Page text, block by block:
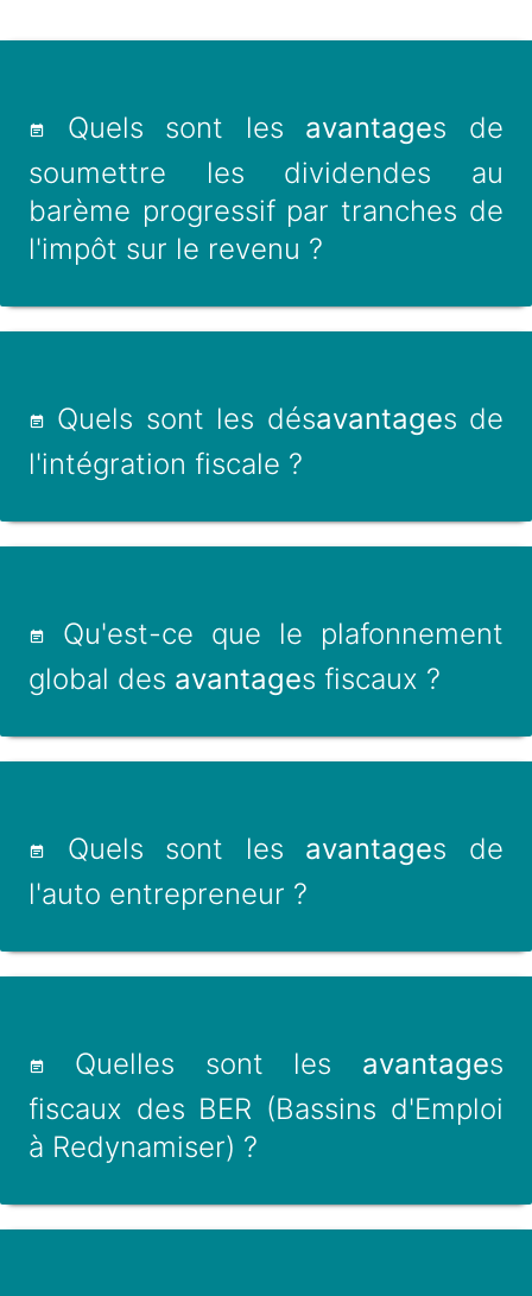
Quels sont les avantages de
soumettre les dividendes au
barème progressif par tranches de
l'impôt sur le revenu ?
Quels sont les désavantages de
l'intégration fiscale ?
Qu'est-ce que le plafonnement
global des avantages fiscaux ?
Quels sont les avantages de
l'auto entrepreneur ?
Quelles sont les avantages
fiscaux des BER (Bassins d'Emploi
à Redynamiser) ?